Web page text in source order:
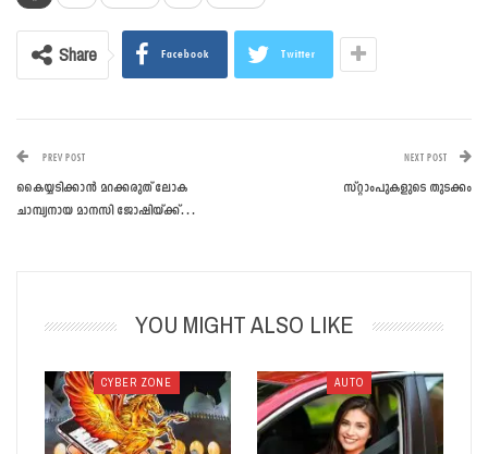
Share Facebook Twitter
PREV POST
കൈയ്യടിക്കാന്‍ മറക്കരുത് ലോക
ചാമ്പ്യനായ മാനസി ജോഷിയ്ക്ക്…
NEXT POST
സ്റ്റാംപുകളുടെ തുടക്കം
YOU MIGHT ALSO LIKE
CYBER ZONE AUTO